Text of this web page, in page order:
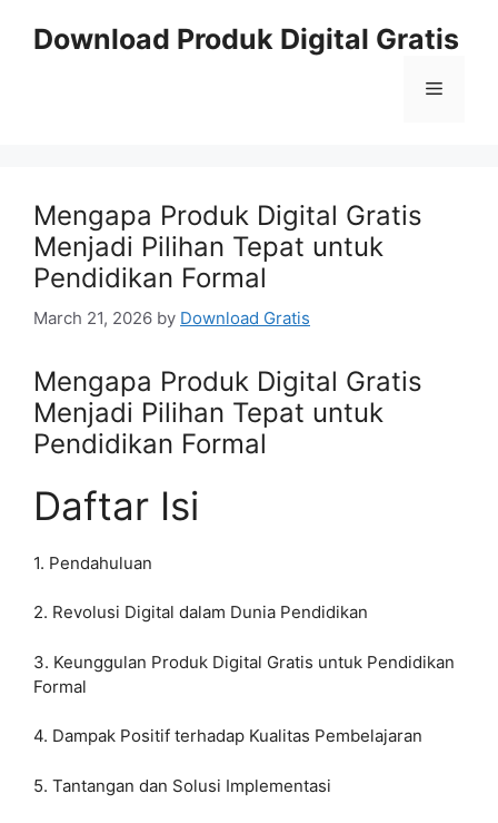
Download Produk Digital Gratis
Menu
Mengapa Produk Digital Gratis
Menjadi Pilihan Tepat untuk
Pendidikan Formal
March 21, 2026 by Download Gratis
Mengapa Produk Digital Gratis
Menjadi Pilihan Tepat untuk
Pendidikan Formal
Daftar Isi
1. Pendahuluan
2. Revolusi Digital dalam Dunia Pendidikan
3. Keunggulan Produk Digital Gratis untuk Pendidikan
Formal
4. Dampak Positif terhadap Kualitas Pembelajaran
5. Tantangan dan Solusi Implementasi